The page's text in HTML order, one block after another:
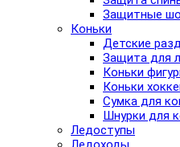
Защитные
Коньки
Детские
Защита для
Коньки
Коньки
Сумка для
Шнурки для
Ледоступы